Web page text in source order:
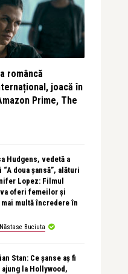
româncă
joacă în
Prime, The
Hudgens, vedetă a
doua șansă”, alături
Lopez: Filmul
oferi femeilor și
multă încredere în
Buciuta
Stan: Ce șanse aș fi
ajung la Hollywood,